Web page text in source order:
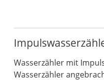
Wasserzähler mit
Wasserzähler